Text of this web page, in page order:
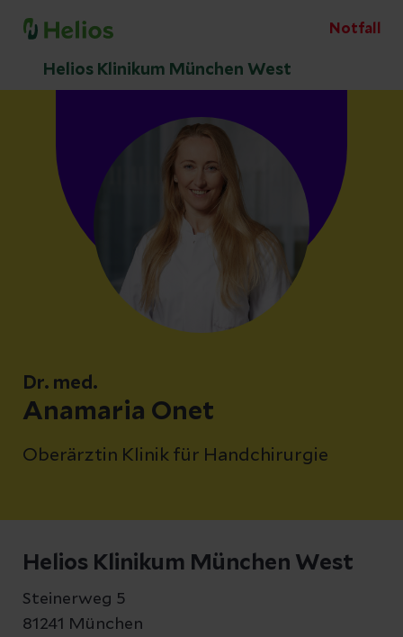
Notfall
Helios Klinikum München West
Dr. med.
Anamaria Onet
Oberärztin Klinik für Handchirurgie
Helios Klinikum München West
Steinerweg 5
81241 München